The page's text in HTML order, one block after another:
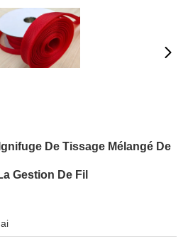
De Tissage Mélangé De
Gestion De Fil